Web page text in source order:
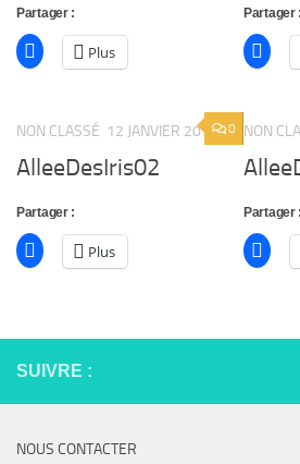
Partager :
Plus
Partager :
0
NON CLASSÉ 12 JANVIER 2019
AlleeDesIris02
Partager :
Plus
NON
Partager :
SUIVRE :
NOUS CONTACTER